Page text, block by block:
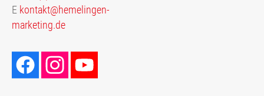
E kontakt@hemelingen-
marketing.de